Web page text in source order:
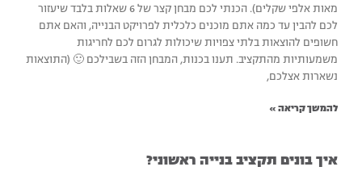
מאות אלפי שקלים). הכנתי לכם מבחן קצר של 6 שאלות בלבד שיעזור
לכם להבין עד כמה אתם מוכנים כלכלית לפרויקט הבנייה, והאם אתם
חשופים להוצאות בלתי צפויות שיכולות לגרום לכם לחריגות
משמעותיות מהתקציב. תענו בכנות, המבחן הזה בשבילכם 🙂 (התוצאות
נשארות אצלכם,
להמשך קריאה »
איך בונים תקציב בנייה ראשוני?